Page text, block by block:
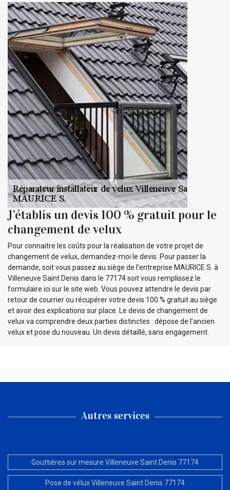
J’établis un devis 100 % gratuit pour le
changement de velux
Pour connaitre les coûts pour la réalisation de votre projet de
changement de velux, demandez-moi le devis. Pour passer la
demande, soit vous passez au siège de l’entreprise MAURICE S. à
Villeneuve Saint Denis dans le 77174 soit vous remplissez le
formulaire ici sur le site web. Vous pouvez attendre le devis par
retour de courrier ou récupérer votre devis 100 % gratuit au siège
et avoir des explications sur place. Le devis de changement de
velux va comprendre deux parties distinctes : dépose de l’ancien
velux et pose du nouveau. Un devis détaillé, sans engagement.
Autres services
Gouttières sur mesure Villeneuve Saint Denis 77174
Pose de vélux Villeneuve Saint Denis 77174